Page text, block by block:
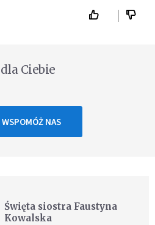
Ciebie
WSPOMÓŻ NAS
Święta siostra Faustyna
Kowalska